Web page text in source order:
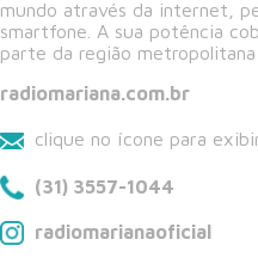
mundo através da internet,
smartfone. A sua potência
parte da região
radiomariana.com.br
clique no ícone para
(31) 3557-1044
radiomarianaoficial